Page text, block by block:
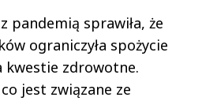
pandemią sprawiła, że
ograniczyła spożycie
kwestie zdrowotne.
jest związane ze